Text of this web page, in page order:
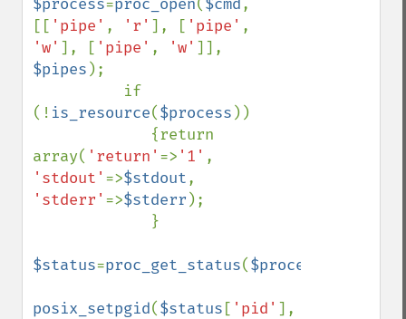
$process=proc_open($cmd,
[[ 'pipe' , 'r' ], [ 'pipe'
'w' ], [ 'pipe' , 'w'
$pipes );
(! is_resource($process ))
array( 'return' => '1'
'stdout' =>$stdout
'stderr' =>$stderr );
$status=proc_get_status($process
posix_setpgid($status [ 'pid'